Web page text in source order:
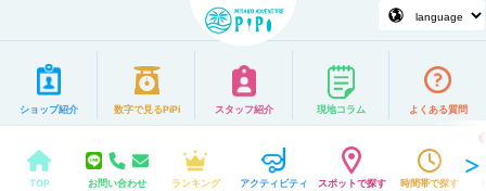
ショップ紹介 数字で見るPiPi スタッフ紹介 現地コラム よくある質問
TOP お問い合わせ ランキング アクティビティ スポットで探す 時間帯で探す